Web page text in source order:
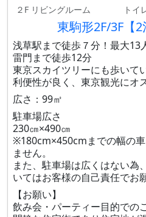
２F リビングルーム トイ
東駒形2F/3F【2
浅草駅まで徒歩７分！最大13
雷門まで徒歩12分
東京スカイツリーにも歩いて
利便性が良く、東京観光にオ
広さ：99㎡
駐車場広さ
230㎝×490㎝
※180cm×450cmまでの幅の
ません。
また、駐車場は広くはない為
いてはお客様の自己責任でお
【お願い】
飲み会・パーティー目的での